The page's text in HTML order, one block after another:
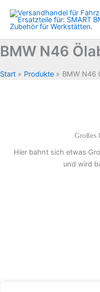
Inhalt
springen
BMW N46
Start Produkte BMW N46
Großes
Hier bahnt sich etwas
und wird